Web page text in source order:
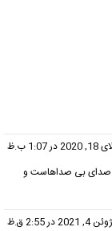
1:07 ب.ظ
صدای بی صداهاست و
ژوئن 4, 2021 در 2:55 ق.ظ